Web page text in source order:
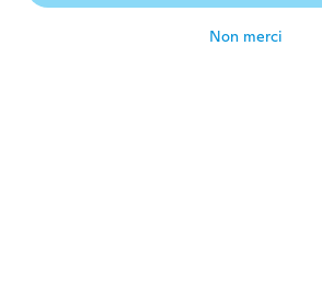
Non merci